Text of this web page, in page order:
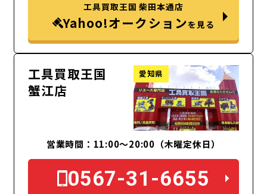
工具買取王国 柴田本通店
Yahoo!オークションを見る
工具買取王国
蟹江店
愛知県
営業時間：11:00～20:00（木曜定休日）
0567-31-6655